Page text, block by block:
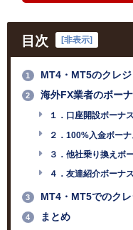
目次 [非表示]
1 MT4・MT5のクレ
2 海外FX業者のボー
１．口座開設ボーナス
２．100%入金ボーナ
３．他社乗り換えボ
４．友達紹介ボーナス
3 MT4・MT5でのク
4 まとめ